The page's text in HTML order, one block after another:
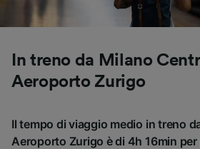
In treno da Milano
Aeroporto Zurigo
Il tempo di viaggio medio in treno
Aeroporto Zurigo è di 4h 16min